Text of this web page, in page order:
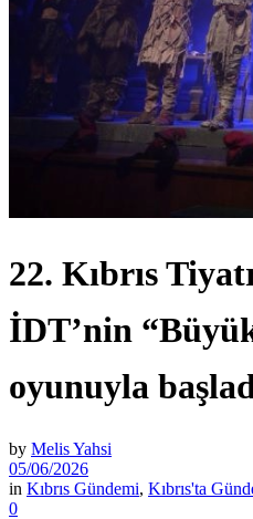
22. Kıbrıs
İDT’nin
oyunuyla
by Melis Yahsi
05/06/2026
in Kıbrıs Gündemi, Kıbrıs'ta
0